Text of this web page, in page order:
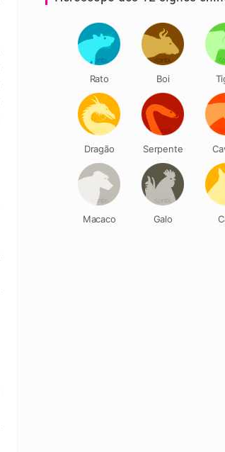
Rato Boi
Dragão Serpente
Macaco Galo